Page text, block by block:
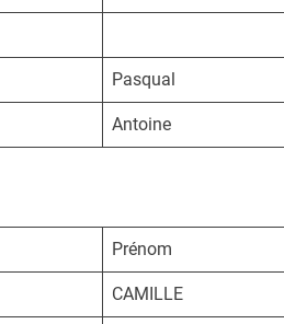
Pasqual
Antoine
Prénom
CAMILLE